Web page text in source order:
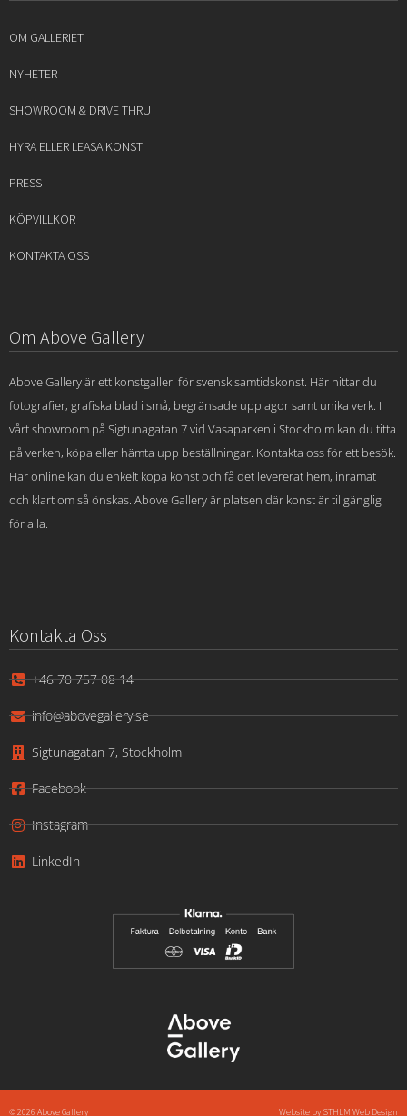
OM GALLERIET
NYHETER
SHOWROOM & DRIVE THRU
HYRA ELLER LEASA KONST
PRESS
KÖPVILLKOR
KONTAKTA OSS
Om Above Gallery
Above Gallery är ett konstgalleri för svensk samtidskonst. Här hittar du
fotografier, grafiska blad i små, begränsade upplagor samt unika verk. I
vårt showroom på Sigtunagatan 7 vid Vasaparken i Stockholm kan du titta
på verken, köpa eller hämta upp beställningar. Kontakta oss för ett besök.
Här online kan du enkelt köpa konst och få det levererat hem, inramat
och klart om så önskas. Above Gallery är platsen där konst är tillgänglig
för alla.
Kontakta Oss
+46 70 757 08 14
info@abovegallery.se
Sigtunagatan 7, Stockholm
Facebook
Instagram
LinkedIn
© 2026 Above Gallery Website by STHLM Web Design